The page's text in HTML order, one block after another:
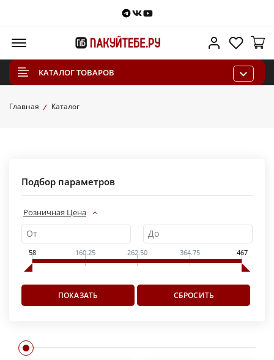
Telegram
VKontakte
Youtube
Личный
КАТАЛОГ ТОВАРОВ
Главная Каталог
Подбор параметров
Розничная Цена
58 160.25 262.50 364.75 467